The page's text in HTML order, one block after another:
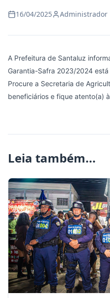
16/04/2025 Administrador
A Prefeitura de Santaluz
Garantia-Safra 2023/2024
Procure a Secretaria de
beneficiários e fique atento(a)
Leia também...